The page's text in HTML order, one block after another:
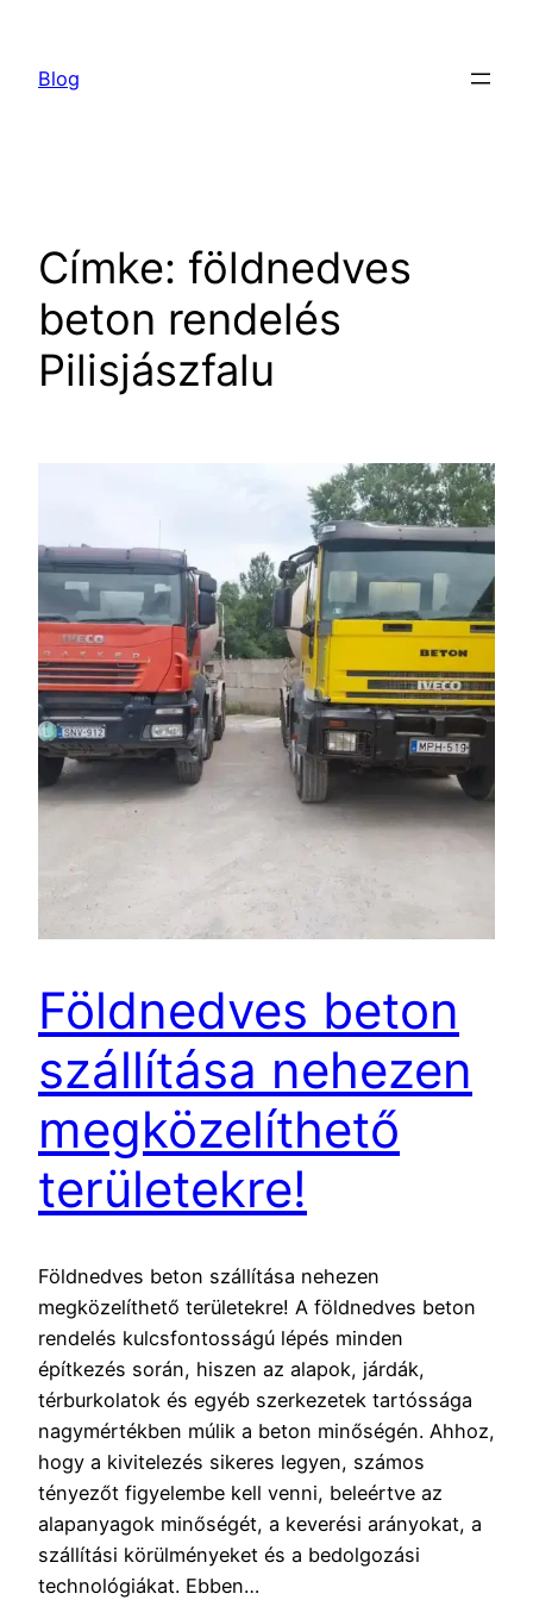
tartalomhoz
Blog
Címke: földnedves
beton rendelés
Pilisjászfalu
Földnedves beton
szállítása nehezen
megközelíthető
területekre!
Földnedves beton szállítása nehezen
megközelíthető területekre! A földnedves beton
rendelés kulcsfontosságú lépés minden
építkezés során, hiszen az alapok, járdák,
térburkolatok és egyéb szerkezetek tartóssága
nagymértékben múlik a beton minőségén. Ahhoz,
hogy a kivitelezés sikeres legyen, számos
tényezőt figyelembe kell venni, beleértve az
alapanyagok minőségét, a keverési arányokat, a
szállítási körülményeket és a bedolgozási
technológiákat. Ebben…